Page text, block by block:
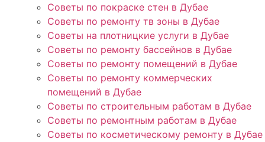
Советы по покраске стен в Дубае
Советы по ремонту тв зоны в Дубае
Советы на плотницкие услуги в Дубае
Советы по ремонту бассейнов в Дубае
Советы по ремонту помещений в Дубае
Советы по ремонту коммерческих
помещений в Дубае
Советы по строительным работам в Дубае
Советы по ремонтным работам в Дубае
Советы по косметическому ремонту в Дубае